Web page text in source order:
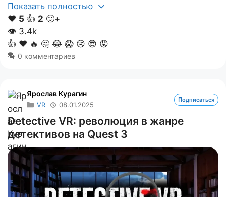
Показать полностью
❤️ 5 👍 2 🙂+
👁 3.4k
👍 ❤️ 🔥 🤔 😂 😱 😢 😎 😡
0 комментариев
Ярослав Курагин
VR 08.01.2025
Подписаться
Detective VR: революция в жанре
детективов на Quest 3